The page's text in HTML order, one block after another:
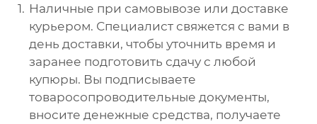
Наличные при самовывозе или доставке
курьером. Специалист свяжется с вами в
день доставки, чтобы уточнить время и
заранее подготовить сдачу с любой
купюры. Вы подписываете
товаросопроводительные документы,
вносите денежные средства, получаете